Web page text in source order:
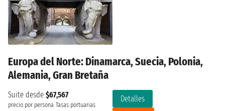
Europa del Norte: Dinamarca, Suecia, Polonia,
Alemania, Gran Bretaña
Suite desde $67,567
precio por persona Tasas portuarias
Detalles